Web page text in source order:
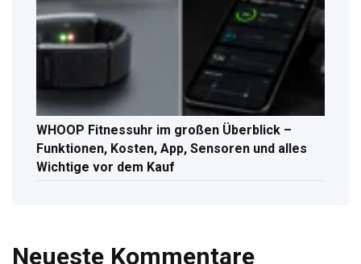
WHOOP Fitnessuhr im großen Überblick –
Funktionen, Kosten, App, Sensoren und alles
Wichtige vor dem Kauf
Neueste Kommentare